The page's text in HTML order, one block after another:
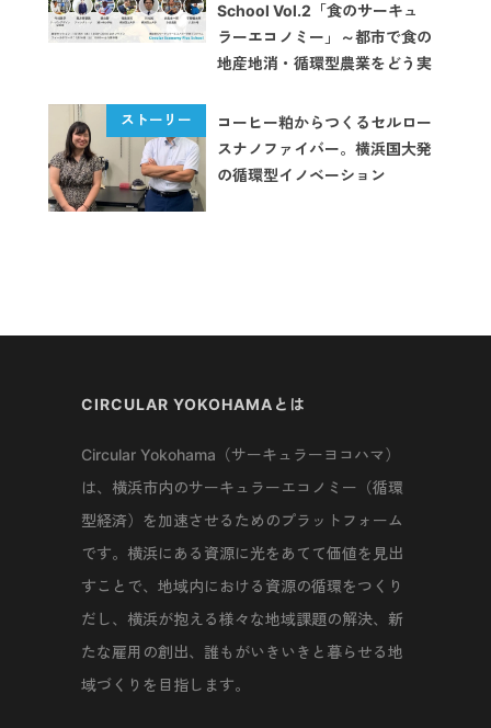
School Vol.2「食のサーキュ
ラーエコノミー」～都市で食の
地産地消・循環型農業をどう実
ト】
コーヒー粕からつくるセルロー
スナノファイバー。横浜国大発
の循環型イノベーション
CIRCULAR YOKOHAMAとは
Circular Yokohama（サーキュラーヨコハマ）
は、横浜市内のサーキュラーエコノミー（循環
型経済）を加速させるためのプラットフォーム
です。横浜にある資源に光をあてて価値を見出
すことで、地域内における資源の循環をつくり
だし、横浜が抱える様々な地域課題の解決、新
たな雇用の創出、誰もがいきいきと暮らせる地
域づくりを目指します。